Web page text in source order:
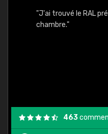
"J'ai trouvé le RAL
chambre."
463